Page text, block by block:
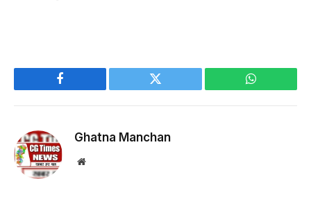
Facebook Twitter WhatsApp
Ghatna Manchan
Website